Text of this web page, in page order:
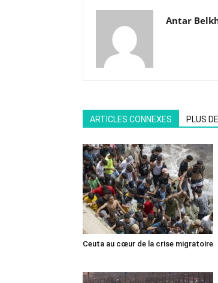
Antar
ARTICLES CONNEXES PLUS
Ceuta au cœur de la crise migratoire